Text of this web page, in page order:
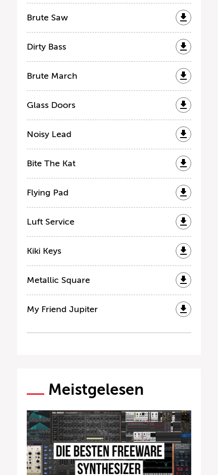
Brute Saw
Dirty Bass
Brute March
Glass Doors
Noisy Lead
Bite The Kat
Flying Pad
Luft Service
Kiki Keys
Metallic Square
My Friend Jupiter
Meistgelesen